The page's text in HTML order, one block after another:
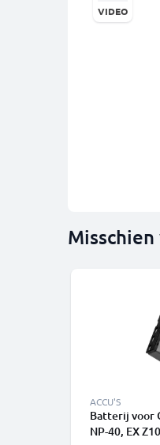
VIDEO
ACCU'S
Batterij voor
NP-40, EX